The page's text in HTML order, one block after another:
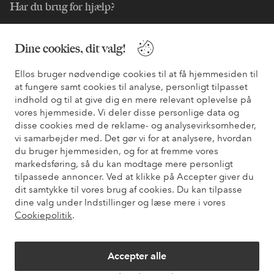
Dine cookies, dit valg!
Ellos bruger nødvendige cookies til at få hjemmesiden til
at fungere samt cookies til analyse, personligt tilpasset
indhold og til at give dig en mere relevant oplevelse på
vores hjemmeside. Vi deler disse personlige data og
disse cookies med de reklame- og analysevirksomheder,
vi samarbejder med. Det gør vi for at analysere, hvordan
du bruger hjemmesiden, og for at fremme vores
markedsføring, så du kan modtage mere personligt
tilpassede annoncer. Ved at klikke på Accepter giver du
dit samtykke til vores brug af cookies. Du kan tilpasse
dine valg under Indstillinger og læse mere i vores
Cookiepolitik.
Accepter alle
Har du brug for hjælp?
Du kan også finde oplysninger om, hvordan du kontakter os.
Kundeservice Bestilling Betalingsmåde
Mine sider
Om Ellos
Vores tjenester